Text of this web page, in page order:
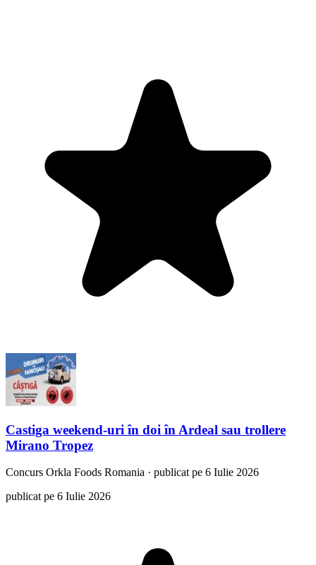
Castiga weekend-uri în doi în Ardeal sau trollere
Mirano Tropez
Concurs Orkla Foods Romania · publicat pe 6 Iulie 2026
publicat pe 6 Iulie 2026